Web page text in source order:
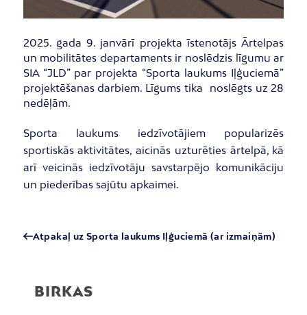
2025. gada 9. janvārī projekta īstenotājs Ārtelpas
un mobilitātes departaments ir noslēdzis līgumu ar
SIA “JLD” par projekta “Sporta laukums Iļģuciemā”
projektēšanas darbiem. Līgums tika noslēgts uz 28
nedēļām.
Sporta laukums iedzīvotājiem popularizēs
sportiskās aktivitātes, aicinās uzturēties ārtelpā, kā
arī veicinās iedzīvotāju savstarpējo komunikāciju
un piederības sajūtu apkaimei.
Atpakaļ uz Sporta laukums Iļģuciemā (ar izmaiņām)
BIRKAS